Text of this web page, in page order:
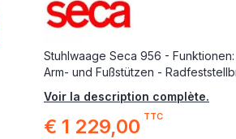
Stuhlwaage Seca 956 -
Arm- und Fußstützen -
Voir la description complète.
€ 1 229,00 TTC